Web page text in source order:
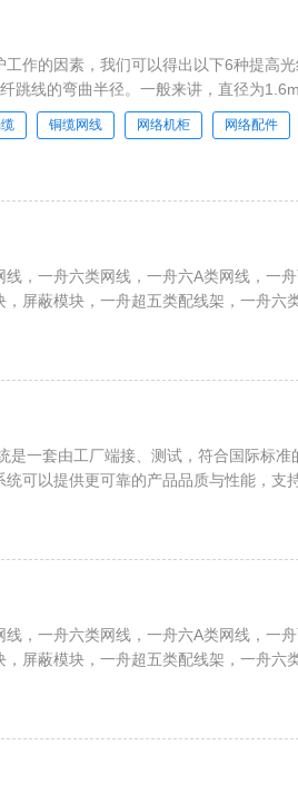
作的因素，我们可以得出以下6种提高
跳线的弯曲半径。一般来讲，直径为
铜缆网线 网络机柜 网络配件
，一舟六类网线，一舟六A类网线，一
屏蔽模块，一舟超五类配线架，一舟六
一舟RVV护套电缆，RVVP屏蔽电缆，
解决方案
是一套由工厂端接、测试，符合国际标准
可以提供更可靠的产品品质与性能，支
，一舟六类网线，一舟六A类网线，一
屏蔽模块，一舟超五类配线架，一舟六